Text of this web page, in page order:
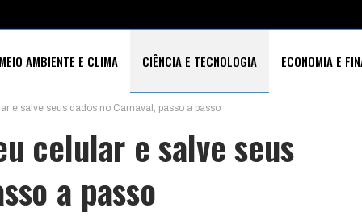
MEIO AMBIENTE E CLIMA CIÊNCIA E TECNOLOGIA ECONOMIA E
e salve seus dados no Carnaval; passo a passo
celular e salve seus
a passo